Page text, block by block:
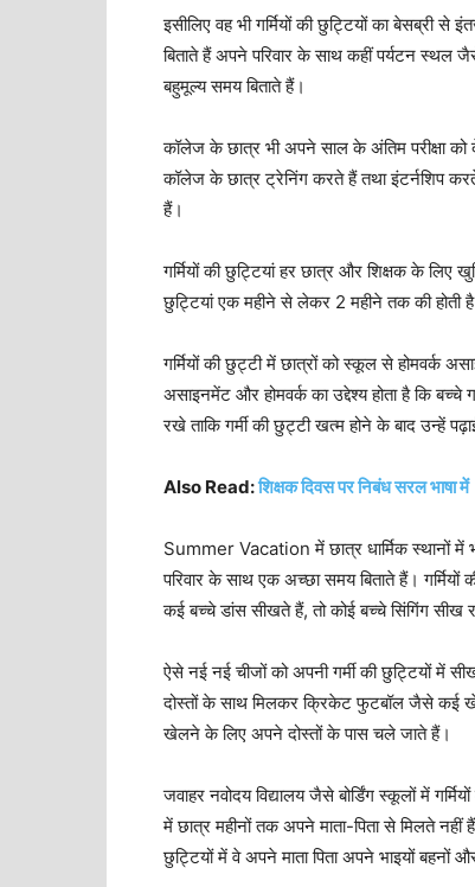
इसीलिए वह भी गर्मियों की छुट्टियों का बेसब्री से
बिताते हैं अपने परिवार के साथ कहीं पर्यटन
बहुमूल्य समय बिताते हैं।
कॉलेज के छात्र भी अपने साल के अंतिम परीक्षा को
कॉलेज के छात्र ट्रेनिंग करते हैं तथा इंटर्नशिप
हैं।
गर्मियों की छुट्टियां हर छात्र और शिक्षक के
छुट्टियां एक महीने से लेकर 2 महीने तक की होती
गर्मियों की छुट्टी में छात्रों को स्कूल से होमवर्क
असाइनमेंट और होमवर्क का उद्देश्य होता है कि
रखे ताकि गर्मी की छुट्टी खत्म होने के बाद उन्हें
Also Read:शिक्षक दिवस पर निबंध सरल भाषा में
Summer Vacation में छात्र धार्मिक स्थानों
परिवार के साथ एक अच्छा समय बिताते हैं।
कई बच्चे डांस सीखते हैं, तो कोई बच्चे सिंगिंग सीख
ऐसे नई नई चीजों को अपनी गर्मी की छुट्टियों में
दोस्तों के साथ मिलकर क्रिकेट फुटबॉल जैसे कई
खेलने के लिए अपने दोस्तों के पास चले जाते हैं।
जवाहर नवोदय विद्यालय जैसे बोर्डिंग स्कूलों में
में छात्र महीनों तक अपने माता-पिता से मिलते
छुट्टियों में वे अपने माता पिता अपने भाइयों बहनों